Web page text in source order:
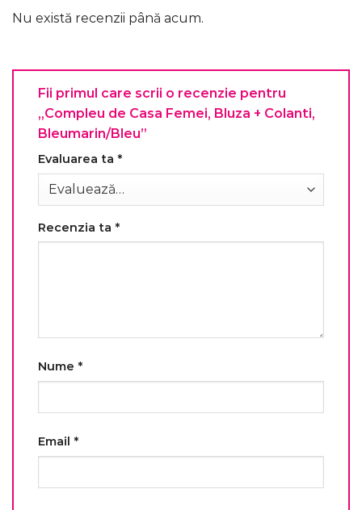
Nu există recenzii până acum.
Fii primul care scrii o recenzie pentru
„Compleu de Casa Femei, Bluza + Colanti,
Bleumarin/Bleu”
Evaluarea ta *
Recenzia ta *
Nume *
Email *